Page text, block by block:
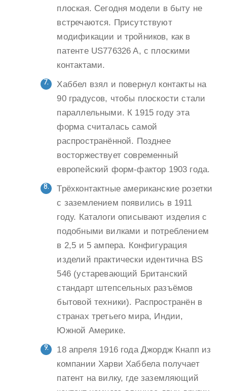
плоская. Сегодня модели в быту не
встречаются. Присутствуют
модификации и тройников, как в
патенте US776326 A, с плоскими
контактами.
Хаббел взял и повернул контакты на
90 градусов, чтобы плоскости стали
параллельными. К 1915 году эта
форма считалась самой
распространённой. Позднее
восторжествует современный
европейский форм-фактор 1903 года.
Трёхконтактные американские розетки
с заземлением появились в 1911
году. Каталоги описывают изделия с
подобными вилками и потреблением
в 2,5 и 5 ампера. Конфигурация
изделий практически идентична BS
546 (устаревающий Британский
стандарт штепсельных разъёмов
бытовой техники). Распространён в
странах третьего мира, Индии,
Южной Америке.
18 апреля 1916 года Джордж Кнапп из
компании Харви Хаббела получает
патент на вилку, где заземляющий